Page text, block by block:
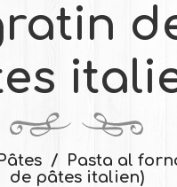
Pasta al
de pâtes italien)